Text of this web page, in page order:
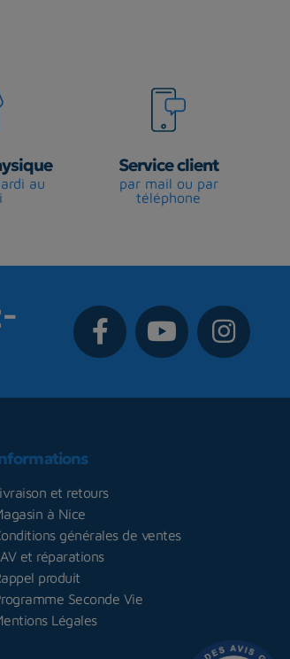
au
Service client
par mail ou par
téléphone
et retours
à Nice
générales de ventes
et réparations
produit
Seconde Vie
Légales